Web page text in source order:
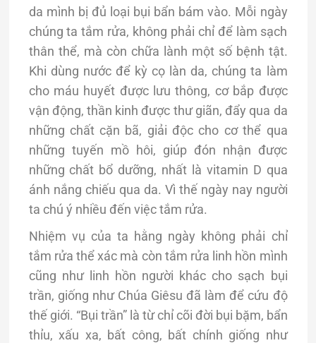
da mình bị đủ loại bụi bẩn bám vào. Mỗi ngày
chúng ta tắm rửa, không phải chỉ để làm sạch
thân thể, mà còn chữa lành một số bệnh tật.
Khi dùng nước để kỳ cọ làn da, chúng ta làm
cho máu huyết được lưu thông, cơ bắp được
vận động, thần kinh được thư giãn, đẩy qua da
những chất cặn bã, giải độc cho cơ thể qua
những tuyến mồ hôi, giúp đón nhận được
những chất bổ dưỡng, nhất là vitamin D qua
ánh nắng chiếu qua da. Vì thế ngày nay người
ta chú ý nhiều đến việc tắm rửa.
Nhiệm vụ của ta hằng ngày không phải chỉ
tắm rửa thể xác mà còn tắm rửa linh hồn mình
cũng như linh hồn người khác cho sạch bụi
trần, giống như Chúa Giêsu đã làm để cứu độ
thế giới. “Bụi trần” là từ chỉ cõi đời bụi bặm, bẩn
thỉu, xấu xa, bất công, bất chính giống như